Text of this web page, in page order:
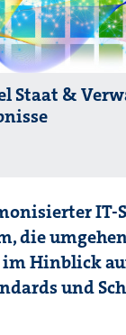
Staat &
die
Hinblick
und